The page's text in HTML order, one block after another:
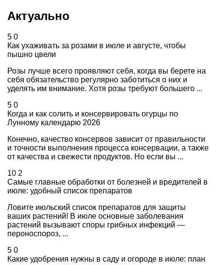
Актуально
5 0
Как ухаживать за розами в июле и августе, чтобы
пышно цвели
Розы лучше всего проявляют себя, когда вы берете на
себя обязательство регулярно заботиться о них и
уделять им внимание. Хотя розы требуют большего ...
5 0
Когда и как солить и консервировать огурцы по
Лунному календарю 2026
Конечно, качество консервов зависит от правильности
и точности выполнения процесса консервации, а также
от качества и свежести продуктов. Но если вы ...
10 2
Самые главные обработки от болезней и вредителей в
июле: удобный список препаратов
Ловите июльский список препаратов для защиты
ваших растений! В июле основные заболевания
растений вызывают споры грибных инфекций —
пероноспороз, ...
5 0
Какие удобрения нужны в саду и огороде в июле: план